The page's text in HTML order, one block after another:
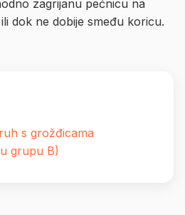
zagrijanu pećnicu na
dok ne dobije smeđu koricu.
s grožđicama
grupu B)